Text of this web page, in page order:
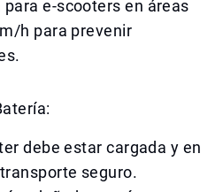
e-scooters en áreas
h para prevenir
debe estar cargada y en
seguro.